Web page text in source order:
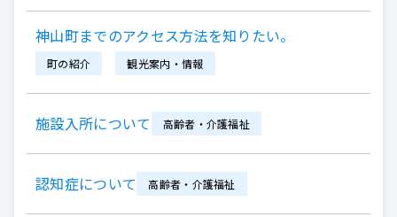
神山町までのアクセス方法を知りたい。
町の紹介 観光案内・情報
施設入所について 高齢者・介護福祉
認知症について 高齢者・介護福祉